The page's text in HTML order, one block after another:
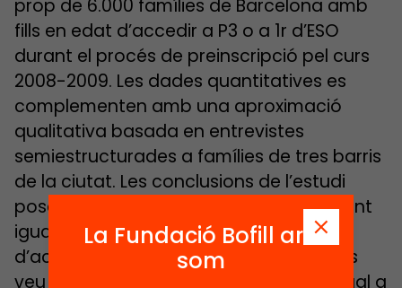
prop de 6.000 famílies de Barcelona amb
fills en edat d’accedir a P3 o a 1r d’ESO
durant el procés de preinscripció pel curs
2008-2009. Les dades quantitatives es
complementen amb una aproximació
qualitativa basada en entrevistes
semiestructurades a famílies de tres barris
de la ciutat. Les conclusions de l’estudi
posen de manifest que, malgrat l’aparent
igualtat objectiva en els condicions
d’accés als centres, aquesta igualtat es
veu contrarestada per un accés desigual a
La Fundació Bofill ara
som